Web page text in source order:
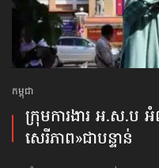
កម្ពុជា
ក្រុមការងារ អ.ស.ប អំ
សេរីភាព»​ជាបន្ទាន់